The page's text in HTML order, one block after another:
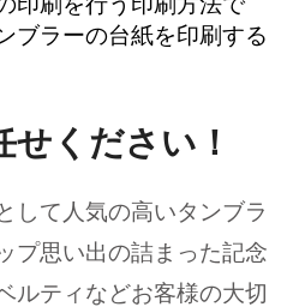
ブラーの台紙を印刷する
せください！
して人気の高いタンブラ
プ思い出の詰まった記念
ルティなどお客様の大切